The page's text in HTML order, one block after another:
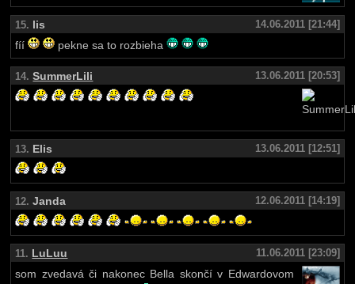
15. lis
14.06.2011 [21:44]
fíí
pekne sa to rozbieha
14. SummerLili 13.06.2011 [20:53]
13. Elis 13.06.2011 [12:51]
12. Janda 12.06.2011 [14:19]
11. LuLuu
11.06.2011 [23:09]
som zvedavá či nakonec Bella skončí v Edwardovom